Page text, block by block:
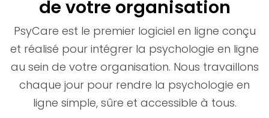
de votre organisation
PsyCare est le premier logiciel en ligne conçu
et réalisé pour intégrer la psychologie en ligne
au sein de votre organisation. Nous travaillons
chaque jour pour rendre la psychologie en
ligne simple, sûre et accessible à tous.